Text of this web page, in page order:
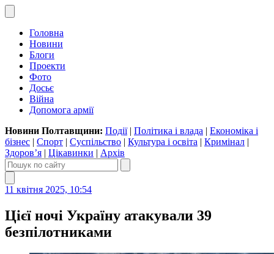
Головна
Новини
Блоги
Проекти
Фото
Досьє
Війна
Допомога армії
Новини Полтавщини: Події| Політика і влада | Економіка і
бізнес | Спорт | Суспільство | Культура і освіта | Кримінал |
Здоров’я | Цікавинки | Архів
11 квітня 2025, 10:54
Цієї ночі Україну атакували 39
безпілотниками